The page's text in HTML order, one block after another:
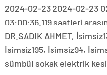
2024-02-23 2024-02-23
03:00:36.119 saatleri
DR.SADIK AHMET,
İsimsiz195, İsimsiz94,
sümbül sokak elektrik